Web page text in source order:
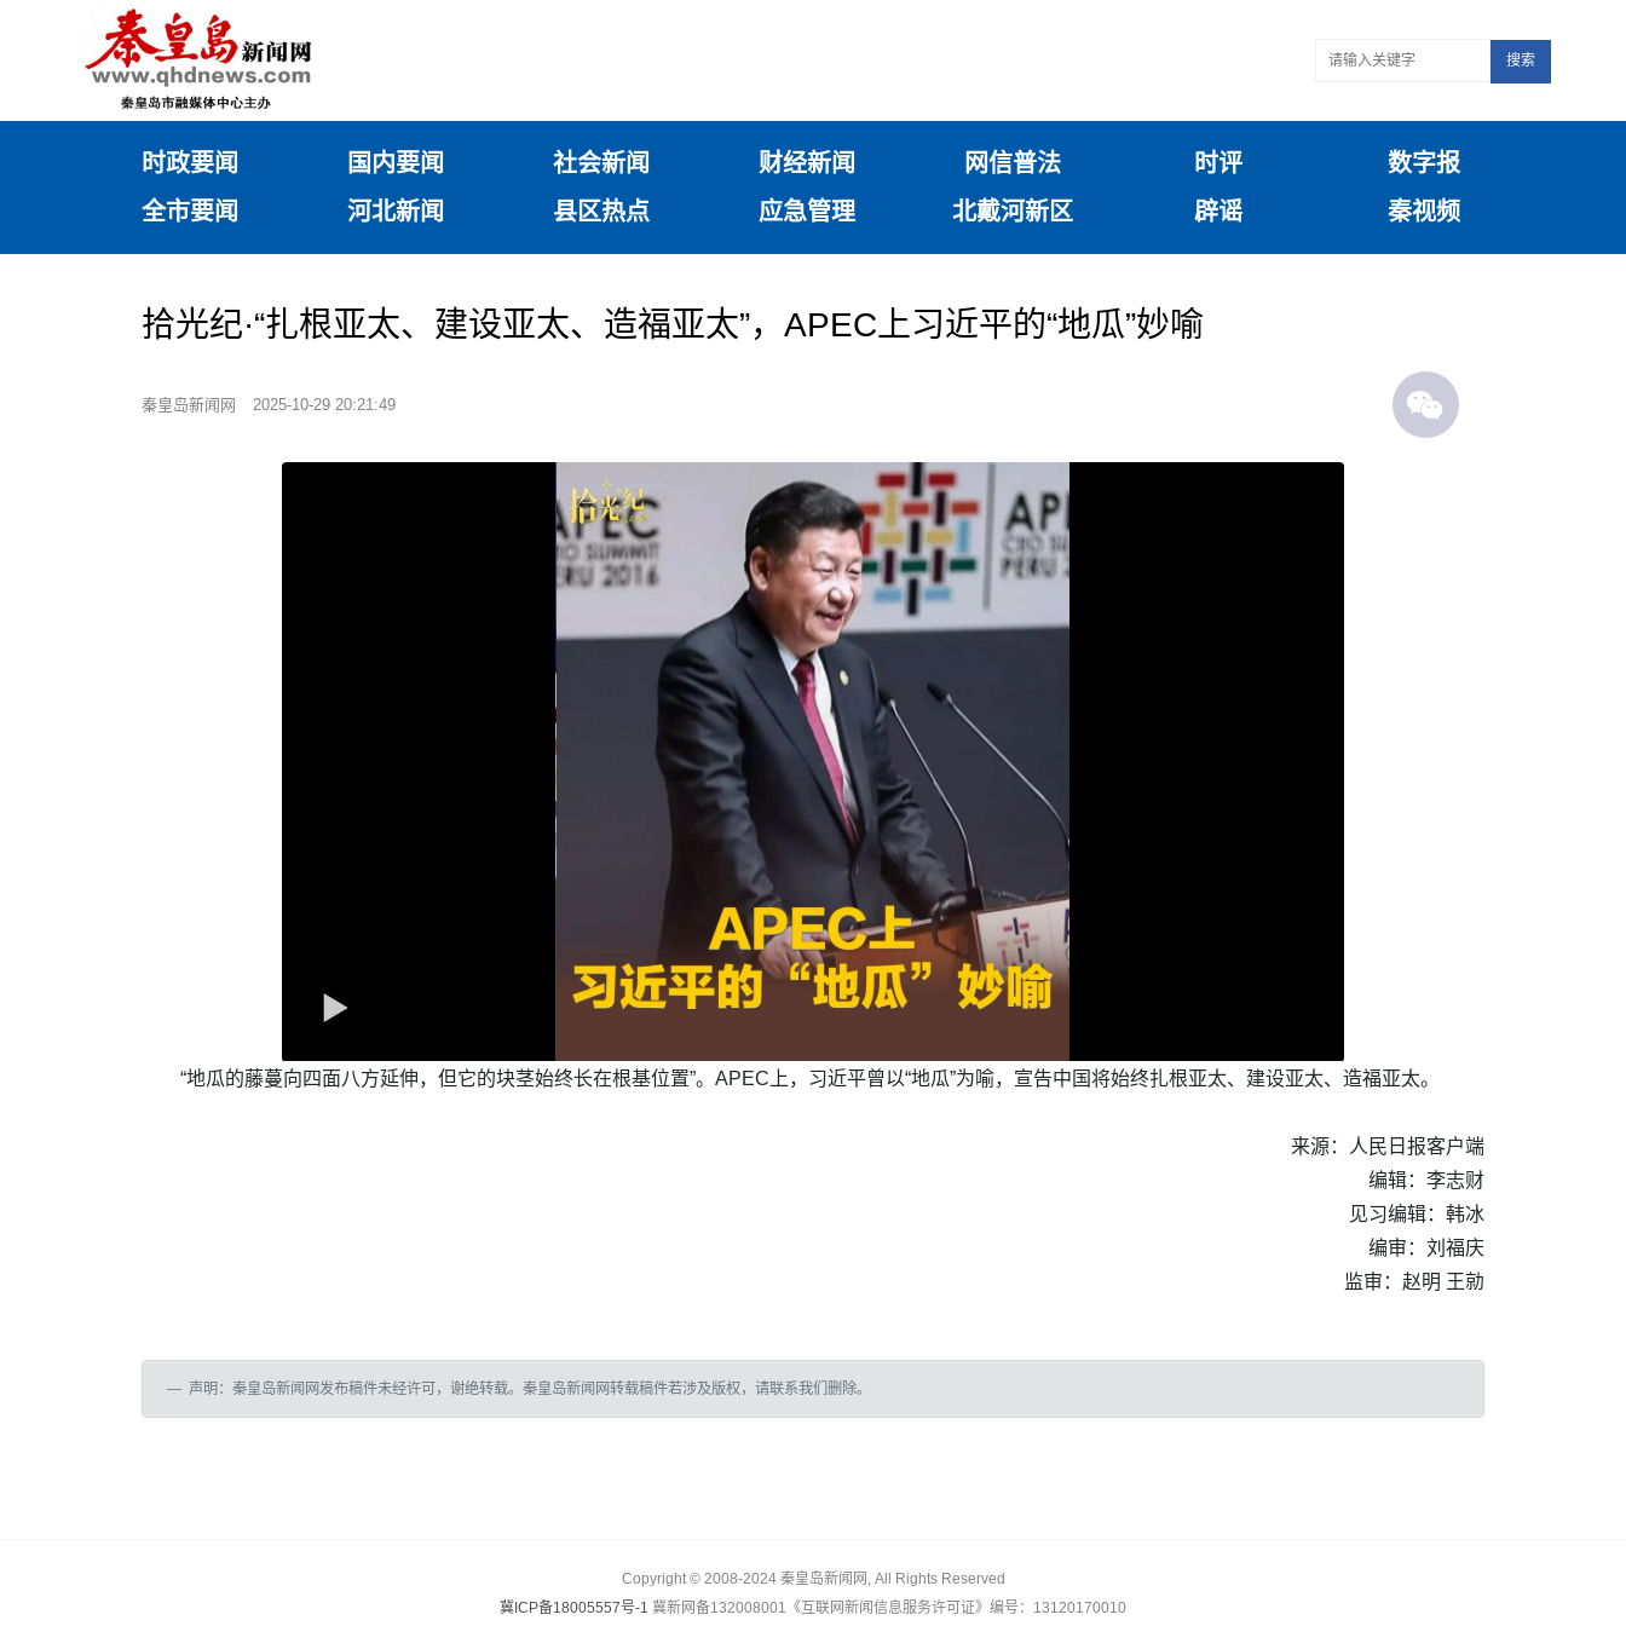
搜索
时政要闻 国内要闻 社会新闻 财经新闻 网信普法 时评
数字报
全市要闻
河北新闻 县区热点 应急管理 北戴河新区 辟谣 秦视频
拾光纪·“扎根亚太、建设亚太、造福亚太”，APEC上习近平的“地瓜”妙喻
秦皇岛新闻网 2025-10-29 20:21:49
“地瓜的藤蔓向四面八方延伸，但它的块茎始终长在根基位置”。APEC上，习近平曾以“地瓜”为喻，宣告中国将始终扎根亚太、建设亚太、造福亚太。
来源：人民日报客户端
编辑：李志财
见习编辑：韩冰
编审：刘福庆
监审：赵明 王勍
声明：秦皇岛新闻网发布稿件未经许可，谢绝转载。秦皇岛新闻网转载稿件若涉及版权，请联系我们删除。
Copyright © 2008-2024 秦皇岛新闻网, All Rights Reserved
冀ICP备18005557号-1 冀新网备132008001《互联网新闻信息服务许可证》编号：13120170010